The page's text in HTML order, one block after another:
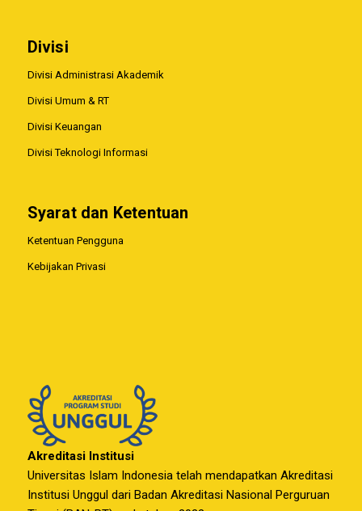
Divisi
Divisi Administrasi Akademik
Divisi Umum & RT
Divisi Keuangan
Divisi Teknologi Informasi
Syarat dan Ketentuan
Ketentuan Pengguna
Kebijakan Privasi
Akreditasi Institusi
Universitas Islam Indonesia telah mendapatkan Akreditasi
Institusi Unggul dari Badan Akreditasi Nasional Perguruan